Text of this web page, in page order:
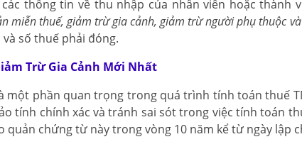
thông tin về thu nhập của nhân viên hoặc thành
miễn thuế, giảm trừ gia cảnh, giảm trừ người phụ thuộc
số thuế phải đóng.
Trừ Gia Cảnh Mới Nhất
một phần quan trọng trong quá trình tính toán thuế
tính chính xác và tránh sai sót trong việc tính toán
quản chứng từ này trong vòng 10 năm kể từ ngày lập